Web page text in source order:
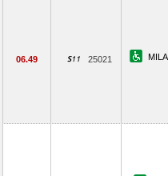
06.49 25021